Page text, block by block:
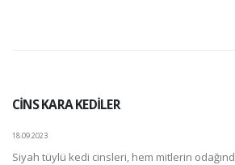
CİNS KARA KEDİLER
18.09.2023
Siyah tüylü kedi cinsleri, hem mitlerin